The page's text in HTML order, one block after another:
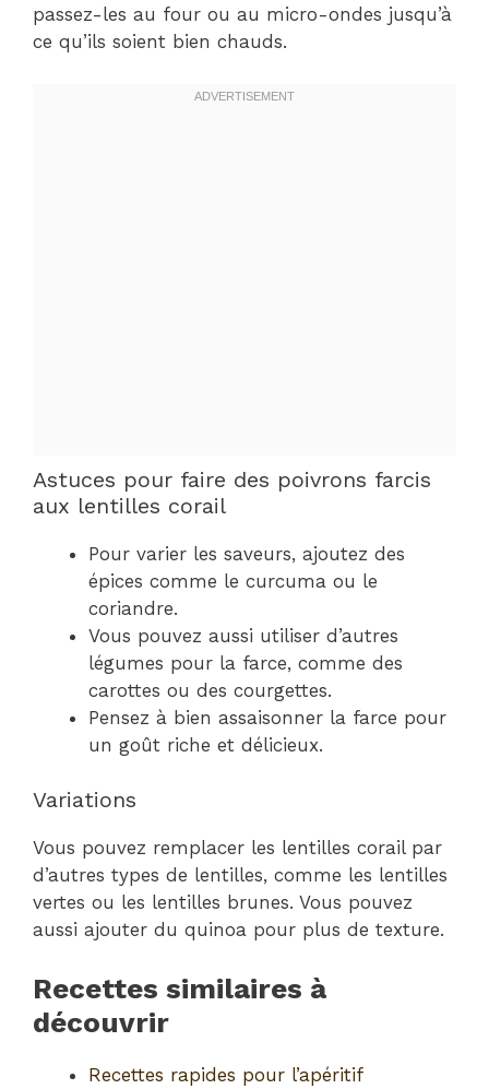
passez-les au four ou au micro-ondes jusqu’à
ce qu’ils soient bien chauds.
Astuces pour faire des poivrons farcis
aux lentilles corail
Pour varier les saveurs, ajoutez des
épices comme le curcuma ou le
coriandre.
Vous pouvez aussi utiliser d’autres
légumes pour la farce, comme des
carottes ou des courgettes.
Pensez à bien assaisonner la farce pour
un goût riche et délicieux.
Variations
Vous pouvez remplacer les lentilles corail par
d’autres types de lentilles, comme les lentilles
vertes ou les lentilles brunes. Vous pouvez
aussi ajouter du quinoa pour plus de texture.
Recettes similaires à
découvrir
Recettes rapides pour l’apéritif